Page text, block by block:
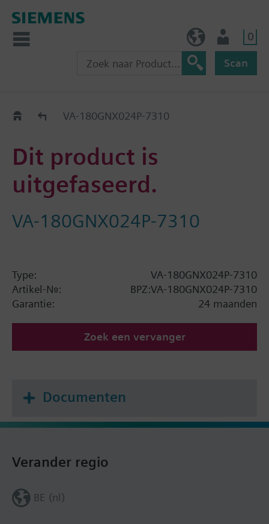
0
Scan
Old2NewVA-180GNX024P-7310
Dit product is
uitgefaseerd.
VA-180GNX024P-7310
Type:
VA-180GNX024P-7310
Artikel-Nr.:
BPZ:VA-180GNX024P-7310
Garantie:
24 maanden
Zoek een vervanger
Documenten
Verander regio
BE (nl)